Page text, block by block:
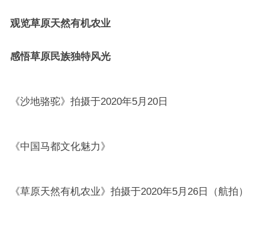
观览草原天然有机农业
感悟草原民族独特风光
《沙地骆驼》拍摄于2020年5月20日
《中国马都文化魅力》
《草原天然有机农业》拍摄于2020年5月26日（航拍）